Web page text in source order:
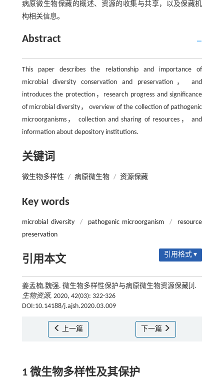
病原微生物保藏的概述、资源的收集与共享，以及保藏机
构相关信息。
Abstract
This paper describes the relationship and importance of
microbial diversity conservation and preservation， and
introduces the protection，research progress and significance
of microbial diversity， overview of the collection of pathogenic
microorganisms， collection and sharing of resources， and
information about depository institutions.
关键词
微生物多样性 / 病原微生物 / 资源保藏
Key words
microbial diversity / pathogenic microorganism /
resource
preservation
引用本文 引用格式 ▾
姜孟楠,魏强. 微生物多样性保护与病原微生物资源保藏[J].
生物资源, 2020, 42(03): 322-326
DOI:10.14188/j.ajsh.2020.03.009
上一篇 下一篇
1 微生物多样性及其保护